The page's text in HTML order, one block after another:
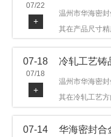
07/22
+
温州市华海密
其在产品尺寸
产品，广泛应用
领域。本文从
现华海密封在
07-18
07/18
+
冷轧工艺铸
温州市华海密
其在冷轧工艺
品，广泛应用于
07-14